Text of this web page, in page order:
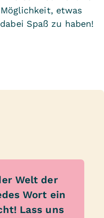
etwas
Spaß zu haben!
Welt der
Wort ein
Lass uns